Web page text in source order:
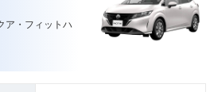
ア・フィットハ